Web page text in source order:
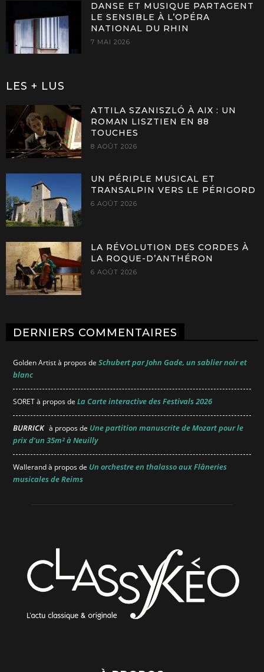
DANSE ET MUSIQUE PARTAGENT
LE SENSIBLE À L’OPÉRA
NATIONAL DU RHIN
7 MAI 2026
LES + LUS
ATTILA SZANISZLÓ À AIX : UN
ROMAN LISZTIEN EN 88
TOUCHES
8 AOÛT 2026
UN PÉRIPLE MUSICAL ET
TRANSALPIN VERS LE PÉRIGORD
6 AOÛT 2026
LA RÉVOLUTION DES CORDES À
LA ROQUE-D’ANTHÉRON
6 AOÛT 2026
DERNIERS COMMENTAIRES
Golden Artistà propos de Schubert par John Gade, un sablier noir et
blanc
SORETà propos de La Carte interactive des Festivals 2026
BURRICK à propos de Une partition manuscrite de Mozart pour le
prix d’un 35m² à Neuilly
Wallerandà propos de Un orchestre en thalasso aux Flâneries
musicales de Reims